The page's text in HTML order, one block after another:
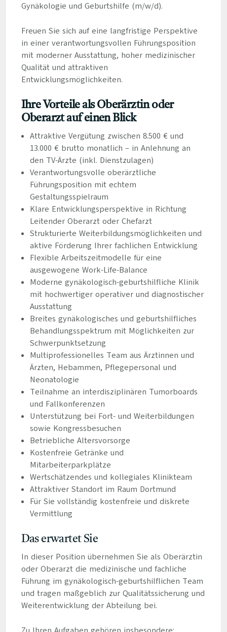
Gynäkologie und Geburtshilfe (m/w/d).
Freuen Sie sich auf eine langfristige Perspektive
in einer verantwortungsvollen Führungsposition
mit moderner Ausstattung, hoher medizinischer
Qualität und attraktiven
Entwicklungsmöglichkeiten.
Ihre Vorteile als Oberärztin oder
Oberarzt auf einen Blick
Attraktive Vergütung zwischen 8.500 € und
13.000 € brutto monatlich – in Anlehnung an
den TV-Ärzte (inkl. Dienstzulagen)
Verantwortungsvolle oberärztliche
Führungsposition mit echtem
Gestaltungsspielraum
Klare Entwicklungsperspektive in Richtung
Leitender Oberarzt oder Chefarzt
Strukturierte Weiterbildungsmöglichkeiten und
aktive Förderung Ihrer fachlichen Entwicklung
Flexible Arbeitszeitmodelle für eine
ausgewogene Work-Life-Balance
Moderne gynäkologisch-geburtshilfliche Klinik
mit hochwertiger operativer und diagnostischer
Ausstattung
Breites gynäkologisches und geburtshilfliches
Behandlungsspektrum mit Möglichkeiten zur
Schwerpunktsetzung
Multiprofessionelles Team aus Ärztinnen und
Ärzten, Hebammen, Pflegepersonal und
Neonatologie
Teilnahme an interdisziplinären Tumorboards
und Fallkonferenzen
Unterstützung bei Fort- und Weiterbildungen
sowie Kongressbesuchen
Betriebliche Altersvorsorge
Kostenfreie Getränke und
Mitarbeiterparkplätze
Wertschätzendes und kollegiales Klinikteam
Attraktiver Standort im Raum Dortmund
Für Sie vollständig kostenfreie und diskrete
Vermittlung
Das erwartet Sie
In dieser Position übernehmen Sie als Oberärztin
oder Oberarzt die medizinische und fachliche
Führung im gynäkologisch-geburtshilflichen Team
und tragen maßgeblich zur Qualitätssicherung und
Weiterentwicklung der Abteilung bei.